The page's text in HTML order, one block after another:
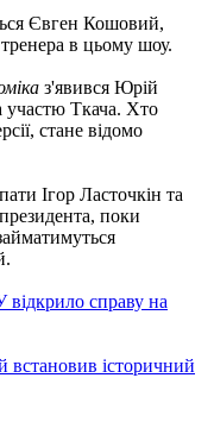
Євген Кошовий,
в цьому шоу.
з'явився Юрій
участю Ткача. Хто
стане відомо
Ігор Ласточкін та
поки
справу на
встановив історичний